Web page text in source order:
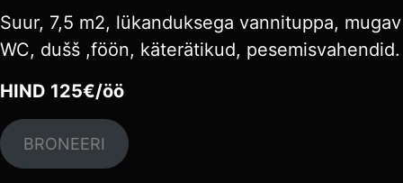
Suur, 7,5 m2, lükanduksega vannituppa, mugav
WC, dušš ,föön, käterätikud, pesemisvahendid.
HIND 125€/öö
BRONEERI